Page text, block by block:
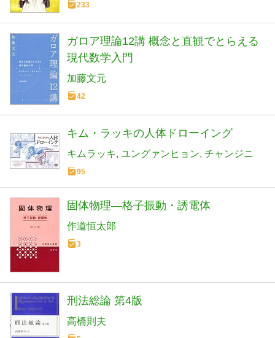
233
ガロア理論12講 概念と直観でとらえる
現代数学入門
加藤文元
42
キム・ラッキの人体ドローイング
キムラッキ ユングァンヒョン チャンジニ
95
固体物理―格子振動・誘電体
作道恒太郎
3
刑法総論 第4版
高橋則夫